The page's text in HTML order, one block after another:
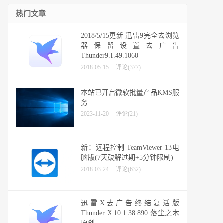
热门文章
2018/5/15更新 迅雷9完全去浏览
器保留设置去广告
Thunder9.1.49.1060
2018-05-15 评论(377)
本站已开启微软批量产品KMS服
务
2023-11-20 评论(21)
新：远程控制 TeamViewer 13电
脑版(7天破解过期+5分钟限制)
2018-03-24 评论(632)
迅雷X去广告终结复活版
Thunder X 10.1.38.890 落尘之木